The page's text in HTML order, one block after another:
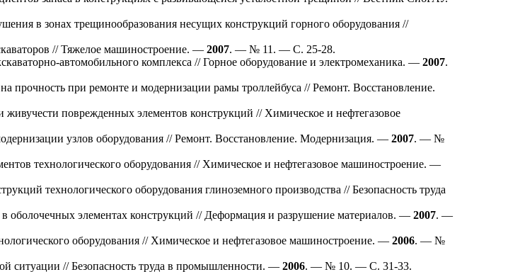
в зонах трещинообразования несущих конструкций горного оборудования //
// Тяжелое машиностроение. — 2007. — № 11. — С. 25-28.
автомобильного комплекса // Горное оборудование и электромеханика. — 2007.
прочность при ремонте и модернизации рамы троллейбуса // Ремонт. Восстановление.
поврежденных элементов конструкций // Химическое и нефтегазовое
узлов оборудования // Ремонт. Восстановление. Модернизация. — 2007. — №
технологического оборудования // Химическое и нефтегазовое машиностроение. —
технологического оборудования глиноземного производства // Безопасность труда
оболочечных элементах конструкций // Деформация и разрушение материалов. — 2007. —
оборудования // Химическое и нефтегазовое машиностроение. — 2006. — №
ситуации // Безопасность труда в промышленности. — 2006. — № 10. — С. 31-33.